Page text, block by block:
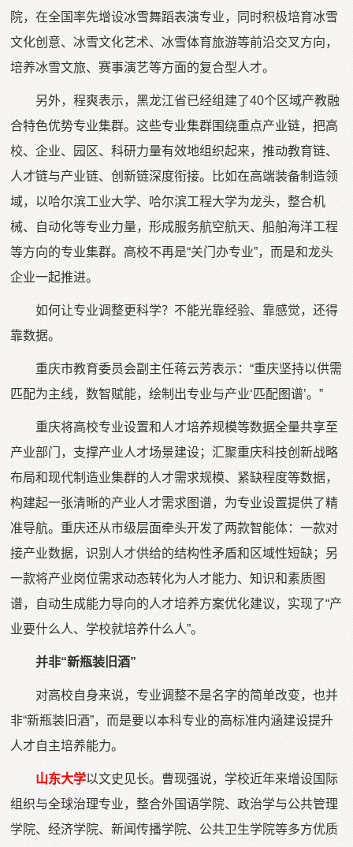
院，在全国率先增设冰雪舞蹈表演专业，同时积极培育冰雪
文化创意、冰雪文化艺术、冰雪体育旅游等前沿交叉方向，
培养冰雪文旅、赛事演艺等方面的复合型人才。
另外，程爽表示，黑龙江省已经组建了40个区域产教融
合特色优势专业集群。这些专业集群围绕重点产业链，把高
校、企业、园区、科研力量有效地组织起来，推动教育链、
人才链与产业链、创新链深度衔接。比如在高端装备制造领
域，以哈尔滨工业大学、哈尔滨工程大学为龙头，整合机
械、自动化等专业力量，形成服务航空航天、船舶海洋工程
等方向的专业集群。高校不再是“关门办专业”，而是和龙头
企业一起推进。
如何让专业调整更科学？不能光靠经验、靠感觉，还得
靠数据。
重庆市教育委员会副主任蒋云芳表示：“重庆坚持以供需
匹配为主线，数智赋能，绘制出专业与产业‘匹配图谱’。”
重庆将高校专业设置和人才培养规模等数据全量共享至
产业部门，支撑产业人才场景建设；汇聚重庆科技创新战略
布局和现代制造业集群的人才需求规模、紧缺程度等数据，
构建起一张清晰的产业人才需求图谱，为专业设置提供了精
准导航。重庆还从市级层面牵头开发了两款智能体：一款对
接产业数据，识别人才供给的结构性矛盾和区域性短缺；另
一款将产业岗位需求动态转化为人才能力、知识和素质图
谱，自动生成能力导向的人才培养方案优化建议，实现了“产
业要什么人、学校就培养什么人”。
并非“新瓶装旧酒”
对高校自身来说，专业调整不是名字的简单改变，也并
非“新瓶装旧酒”，而是要以本科专业的高标准内涵建设提升
人才自主培养能力。
山东大学以文史见长。曹现强说，学校近年来增设国际
组织与全球治理专业，整合外国语学院、政治学与公共管理
学院、经济学院、新闻传播学院、公共卫生学院等多方优质